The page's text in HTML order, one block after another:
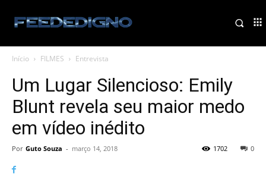
Início FILMES Entrevista
Um Lugar Silencioso: Emily
Blunt revela seu maior medo
em vídeo inédito
Por Guto Souza - março 14, 2018 0
1702